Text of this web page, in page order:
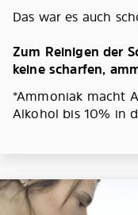
Das war es auch
Zum Reinigen der
keine scharfen,
*Ammoniak macht
Alkohol bis 10% in